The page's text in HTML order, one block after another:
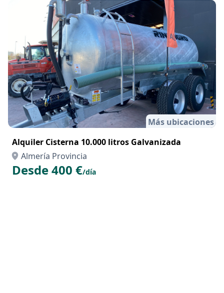
Más ubicaciones
Alquiler Cisterna 10.000 litros Galvanizada
Almería Provincia
Desde 400 €/día